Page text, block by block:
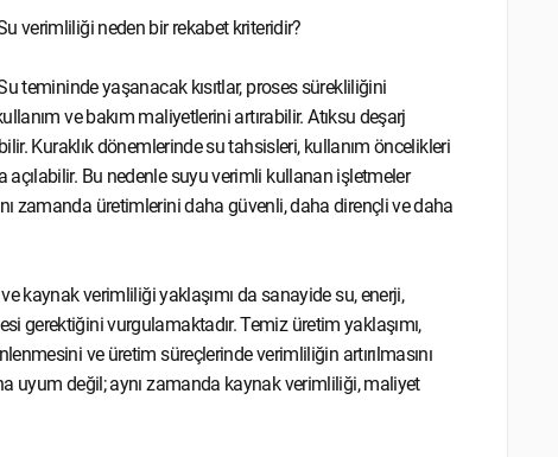
verimliliği neden bir rekabet kriteridir?
temininde yaşanacak kısıtlar, proses sürekliliğini
ve bakım maliyetlerini artırabilir. Atıksu deşarj
Kuraklık dönemlerinde su tahsisleri, kullanım öncelikleri
Bu nedenle suyu verimli kullanan işletmeler
zamanda üretimlerini daha güvenli, daha dirençli ve daha
kaynak verimliliği yaklaşımı da sanayide su, enerji,
gerektiğini vurgulamaktadır. Temiz üretim yaklaşımı,
ve üretim süreçlerinde verimliliğin artırılmasını
uyum değil; aynı zamanda kaynak verimliliği, maliyet